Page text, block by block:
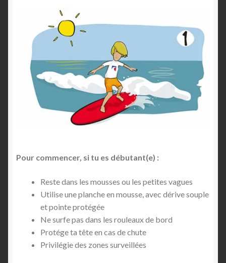
Pour commencer, si tu es débutant(e) :
Reste dans les mousses ou les petites vagues
Utilise une planche en mousse, avec dérive souple
et pointe protégée
Ne surfe pas dans les rouleaux de bord
Protége ta tête en cas de chute
Privilégie des zones surveillées